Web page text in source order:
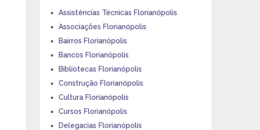
Assistências Técnicas Florianópolis
Associações Florianópolis
Bairros Florianópolis
Bancos Florianópolis
Bibliotecas Florianópolis
Construção Florianópolis
Cultura Florianópolis
Cursos Florianópolis
Delegacias Florianópolis